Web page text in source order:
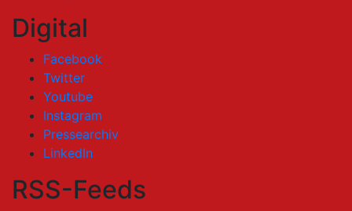
Digital
Facebook
Twitter
Youtube
Instagram
Pressearchiv
LinkedIn
RSS-Feeds